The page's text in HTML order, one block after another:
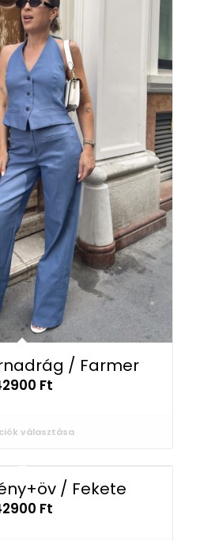
/ Farmer
Ft
választása
/ Fekete
Ft